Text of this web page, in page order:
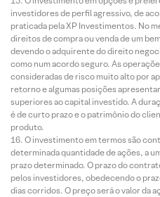
investidores de perfil agressivo, de
praticada pela XP Investimentos. No
direitos de compra ou venda de um
devendo o adquirente do direito
como num acordo seguro. As
consideradas de risco muito alto por
retorno e algumas posições
superiores ao capital investido. A
é de curto prazo e o patrimônio do
produto.
O investimento em termos são
determinada quantidade de ações, a
prazo determinado. O prazo do
pelos investidores, obedecendo o
dias corridos. O preço será o valor da